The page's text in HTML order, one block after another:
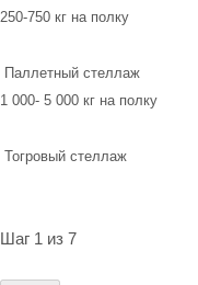
250-750 кг на полку
Паллетный стеллаж
1 000- 5 000 кг на полку
Тогровый стеллаж
Шаг 1 из 7